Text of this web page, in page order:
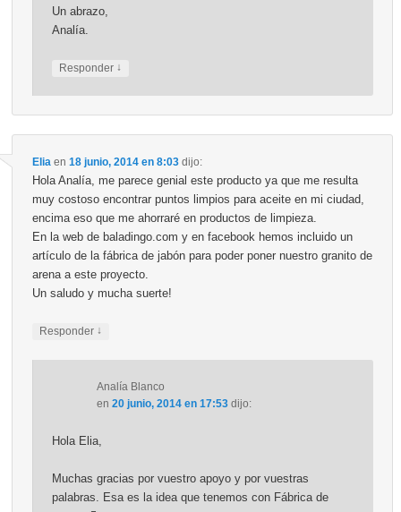
Un abrazo,
Analía.
Responder ↓
Eliaen 18 junio, 2014 en 8:03 dijo:
Hola Analía, me parece genial este producto ya que me resulta
muy costoso encontrar puntos limpios para aceite en mi ciudad,
encima eso que me ahorraré en productos de limpieza.
En la web de baladingo.com y en facebook hemos incluido un
artículo de la fábrica de jabón para poder poner nuestro granito de
arena a este proyecto.
Un saludo y mucha suerte!
Responder ↓
Analía Blanco
en 20 junio, 2014 en 17:53 dijo:
Hola Elia,
Muchas gracias por vuestro apoyo y por vuestras
palabras. Esa es la idea que tenemos con Fábrica de